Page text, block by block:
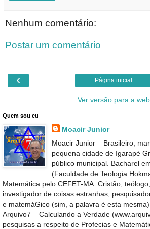
Nenhum comentário:
Postar um comentário
‹ Página inicial
Ver versão para a web
Quem sou eu
Moacir Junior
Moacir Junior – Brasileiro,
pequena cidade de Igarapé
público municipal. Bacharel
(Faculdade de Teologia
Matemática pelo CEFET-MA. Cristão,
investigador de coisas estranhas,
e matemáGico (sim, a palavra é esta
Arquivo7 – Calculando a Verdade
pesquisas a respeito de Profecias e